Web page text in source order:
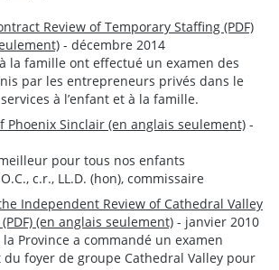
Review of Temporary Staffing (PDF)
- décembre 2014
la famille ont effectué un examen des
par les entrepreneurs privés dans le
à l’enfant et à la famille.
Phoenix Sinclair (en anglais seulement) -
pour tous nos enfants
c.r., LL.D. (hon), commissaire
Independent Review of Cathedral Valley
(en anglais seulement) - janvier 2010
la Province a commandé un examen
foyer de groupe Cathedral Valley pour